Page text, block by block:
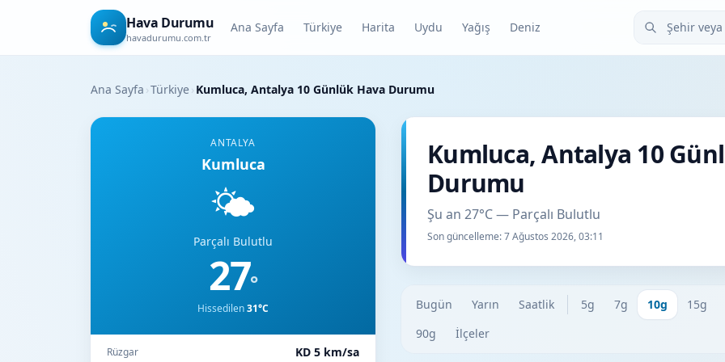
Hava Durumu
havadurumu.com.tr
Ana Sayfa Türkiye Harita Uydu Yağış Deniz Şehir veya
Ana Sayfa ›Türkiye› Kumluca, Antalya 10 Günlük Hava Durumu
ANTALYA
Kumluca
🌤️
Parçalı Bulutlu
27°
Hissedilen31°C
Rüzgar KD 5 km/sa
Kumluca, Antalya 10
Durumu
Şu an 27°C — Parçalı Bulutlu
Son güncelleme:7 Ağustos 2026, 03:11
Bugün Yarın Saatlik 5g 7g 10g
15g
90g
İlçeler